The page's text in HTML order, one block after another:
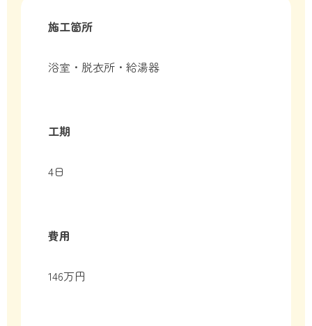
施工箇所
浴室・脱衣所・給湯器
工期
4日
費用
146万円